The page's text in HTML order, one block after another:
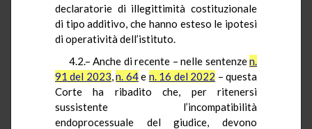
declaratorie di illegittimità costituzionale
di tipo additivo, che hanno esteso le ipotesi
di operatività dell’istituto.
4.2.– Anche di recente – nelle sentenzen.
91 del 2023,n. 64e n. 16 del 2022 – questa
Corte ha ribadito che, per ritenersi
sussistente l’incompatibilità
endoprocessuale del giudice, devono